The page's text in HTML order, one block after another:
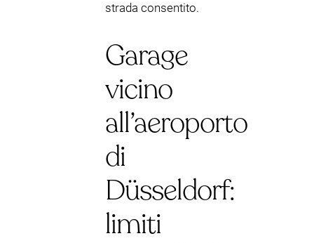
strada consentito.
Garage
vicino
all’aeroporto
di
Düsseldorf:
limiti